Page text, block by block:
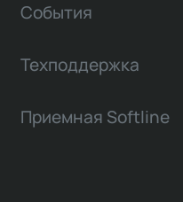
События
Техподдержка
Приемная Softline